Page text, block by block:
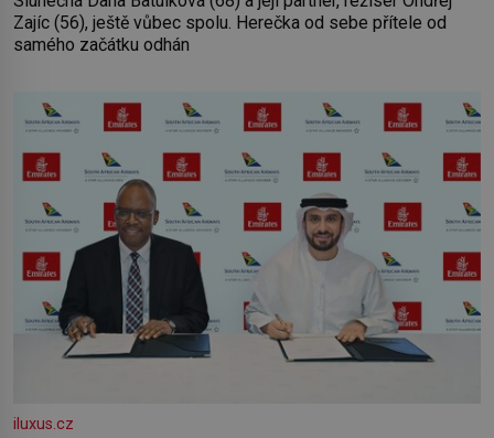
Zajíc (56), ještě vůbec spolu. Herečka od sebe přítele od
samého začátku odhán
iluxus.cz